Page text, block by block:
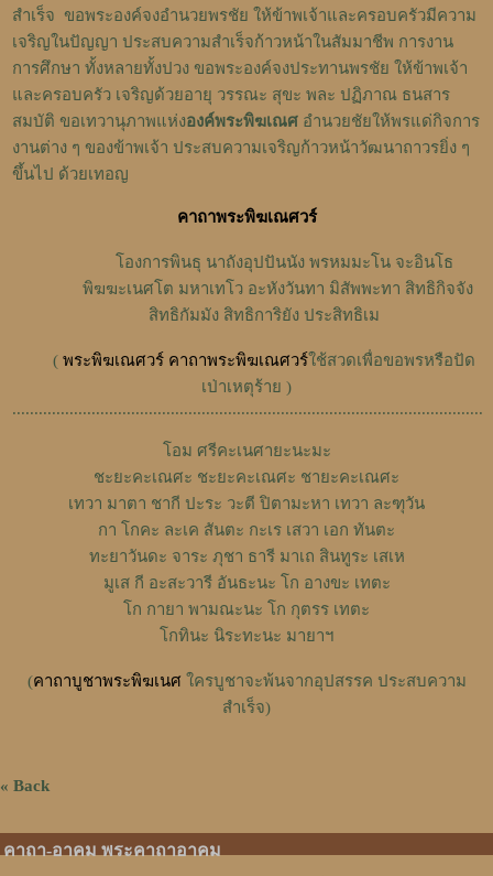
สำเร็จ ขอพระองค์จงอำนวยพรชัย ให้ข้าพเจ้าและครอบครัวมีความ
เจริญในปัญญา ประสบความสำเร็จก้าวหน้าในสัมมาชีพ การงาน
การศึกษา ทั้งหลายทั้งปวง ขอพระองค์จงประทานพรชัย ให้ข้าพเจ้า
และครอบครัว เจริญด้วยอายุ วรรณะ สุขะ พละ ปฏิภาณ ธนสาร
สมบัติ ขอเทวานุภาพแห่งองค์พระพิฆเณศ อำนวยชัยให้พรแด่กิจการ
งานต่าง ๆ ของข้าพเจ้า ประสบความเจริญก้าวหน้าวัฒนาถาวรยิ่ง ๆ
ขึ้นไป ด้วยเทอญ
คาถาพระพิฆเณศวร์
โองการพินธุ นาถังอุปปันนัง พรหมมะโน จะอินโธ
พิฆฆะเนศโต มหาเทโว อะหังวันทา มิสัพพะทา สิทธิกิจจัง
สิทธิกัมมัง สิทธิการิยัง ประสิทธิเม
( พระพิฆเณศวร์ คาถาพระพิฆเณศวร์ใช้สวดเพื่อขอพรหรือปัด
เป่าเหตุร้าย )
...........................................................................................................
โอม ศรีคะเนศายะนะมะ
ชะยะคะเณศะ ชะยะคะเณศะ ชายะคะเณศะ
เทวา มาตา ชากี ปะระ วะตี ปิตามะหา เทวา ละฑุวัน
กา โกคะ ละเค สันตะ กะเร เสวา เอก ทันตะ
ทะยาวันดะ จาระ ภุชา ธารี มาเถ สินทูระ เสเห
มูเส กี อะสะวารี อันธะนะ โก อางขะ เทตะ
โก กายา พามณะนะ โก กุตรร เทตะ
โกทินะ นิระทะนะ มายาฯ
(คาถาบูชาพระพิฆเนศ ใครบูชาจะพ้นจากอุปสรรค ประสบความ
สำเร็จ)
« Back
คาถา-อาคม พระคาถาอาคม